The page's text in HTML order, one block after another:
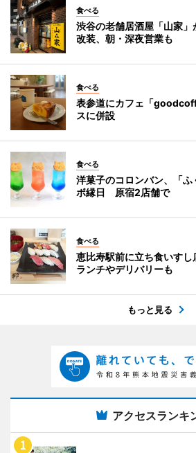
食べる
渋谷の老舗居酒屋「山家
改装、朝・深夜営業も
食べる
表参道にカフェ「
スに併設
食べる
洋菓子のコロンバン、「
ボ縁日 原宿2店舗で
食べる
恵比寿駅前に立ち食いす
ランチやデリバリーも
もっと見る
アクセスランキ